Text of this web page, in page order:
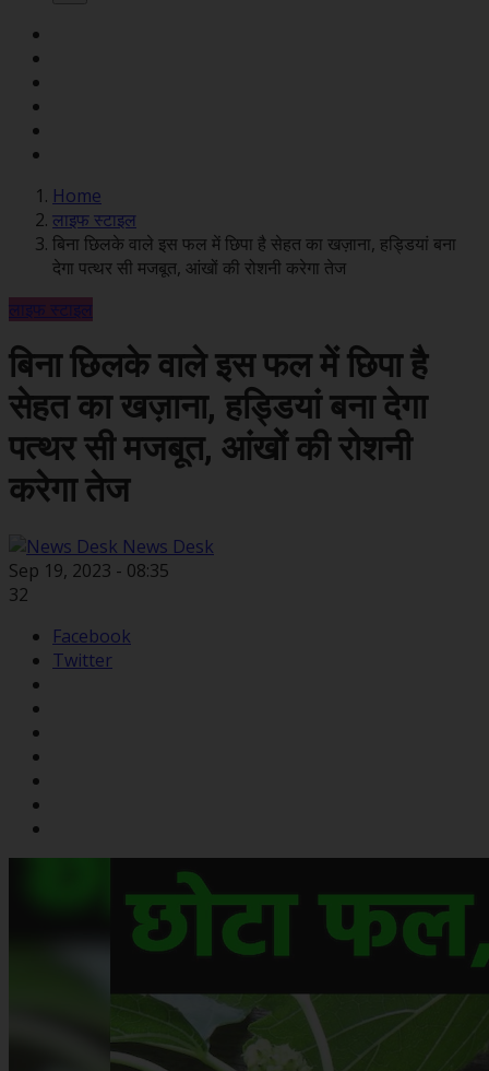
Home
लाइफ स्टाइल
बिना छिलके वाले इस फल में छिपा है सेहत का खज़ाना, हड्डियां बना
देगा पत्थर सी मजबूत, आंखों की रोशनी करेगा तेज
लाइफ स्टाइल
बिना छिलके वाले इस फल में छिपा है
सेहत का खज़ाना, हड्डियां बना देगा
पत्थर सी मजबूत, आंखों की रोशनी
करेगा तेज
News Desk
Sep 19, 2023 - 08:35
32
Facebook
Twitter